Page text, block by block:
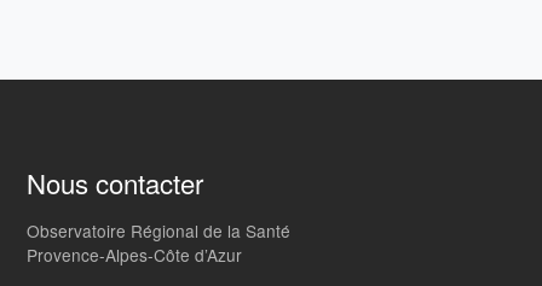
Nous contacter
Observatoire Régional de la Santé
Provence-Alpes-Côte d’Azur